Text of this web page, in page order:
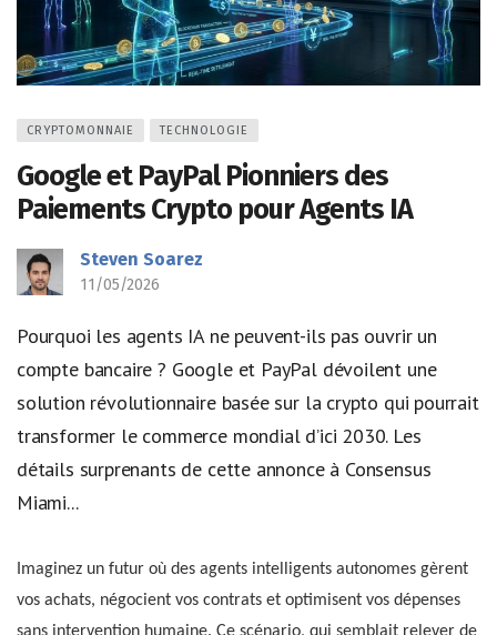
CRYPTOMONNAIE TECHNOLOGIE
Google et PayPal Pionniers des
Paiements Crypto pour Agents IA
Steven Soarez
11/05/2026
Pourquoi les agents IA ne peuvent-ils pas ouvrir un
compte bancaire ? Google et PayPal dévoilent une
solution révolutionnaire basée sur la crypto qui pourrait
transformer le commerce mondial d’ici 2030. Les
détails surprenants de cette annonce à Consensus
Miami...
Imaginez un futur où des agents intelligents autonomes gèrent
vos achats, négocient vos contrats et optimisent vos dépenses